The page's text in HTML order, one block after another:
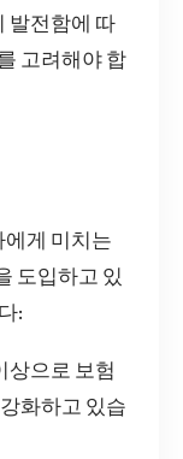
발전함에 따
고려해야 합
게 미치는
도입하고 있
:
상으로 보험
화하고 있습